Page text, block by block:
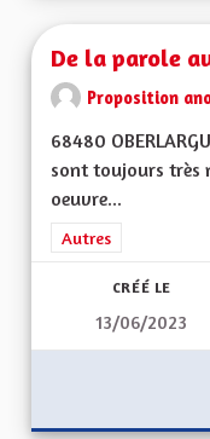
De la parole
Proposition
68480
sont toujours très
oeuvre...
Filtrer les résultats
Autres
CRÉÉ LE
13/06/2023